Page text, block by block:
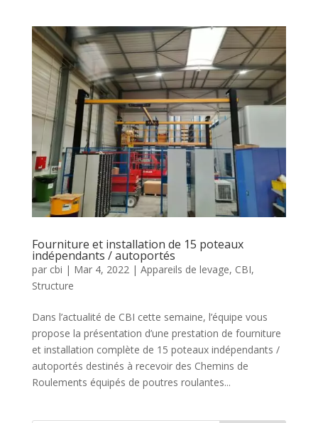
Fourniture et installation de 15 poteaux
indépendants / autoportés
par cbi | Mar 4, 2022 | Appareils de levage, CBI,
Structure
Dans l’actualité de CBI cette semaine, l’équipe vous
propose la présentation d’une prestation de fourniture
et installation complète de 15 poteaux indépendants /
autoportés destinés à recevoir des Chemins de
Roulements équipés de poutres roulantes...